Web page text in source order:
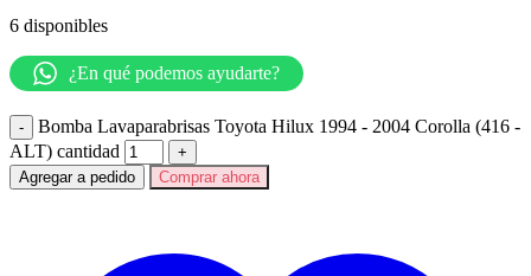
6 disponibles
¿En qué podemos ayudarte?
Bomba Lavaparabrisas Toyota Hilux 1994 - 2004 Corolla (416 -
ALT) cantidad
Agregar a pedido Comprar ahora